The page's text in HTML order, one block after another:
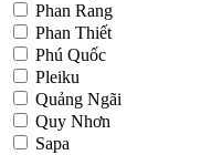
Phan Rang
Phan Thiết
Phú Quốc
Pleiku
Quảng Ngãi
Quy Nhơn
Sapa